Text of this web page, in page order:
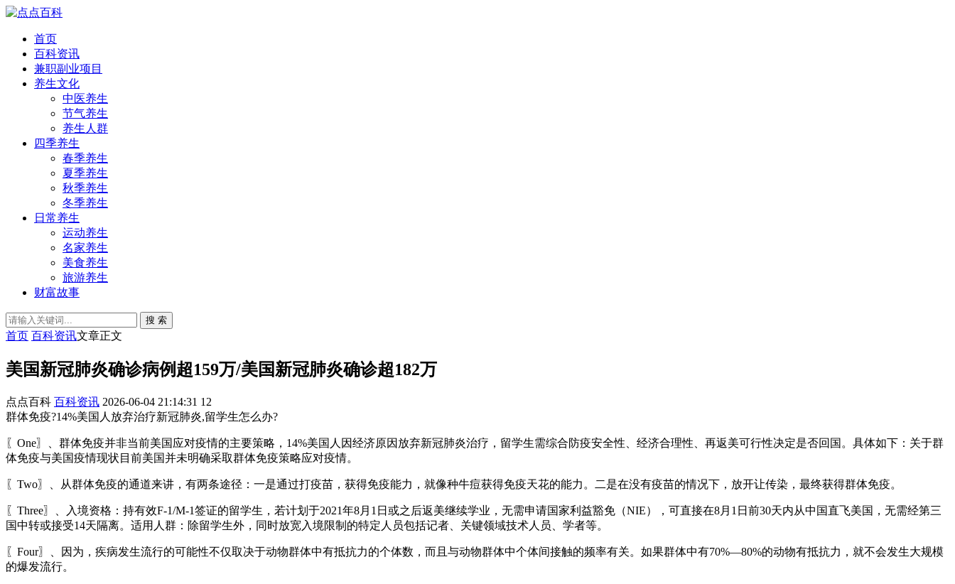
首页
百科资讯
兼职副业项目
养生文化
中医养生
节气养生
养生人群
四季养生
春季养生
夏季养生
秋季养生
冬季养生
日常养生
运动养生
名家养生
美食养生
旅游养生
财富故事
搜 索
首页 百科资讯文章正文
美国新冠肺炎确诊病例超159万/美国新冠肺炎确诊超182万
点点百科 百科资讯 2026-06-04 21:14:31 12
群体免疫?14%美国人放弃治疗新冠肺炎,留学生怎么办?
〖One〗、群体免疫并非当前美国应对疫情的主要策略，14%美国人因经济原因放弃新冠肺炎治疗，留学生需综合防疫安全性、经济合理性、再返美可行性决定是否回国。具体如下：关于群
体免疫与美国疫情现状目前美国并未明确采取群体免疫策略应对疫情。
〖Two〗、从群体免疫的通道来讲，有两条途径：一是通过打疫苗，获得免疫能力，就像种牛痘获得免疫天花的能力。二是在没有疫苗的情况下，放开让传染，最终获得群体免疫。
〖Three〗、入境资格：持有效F-1/M-1签证的留学生，若计划于2021年8月1日或之后返美继续学业，无需申请国家利益豁免（NIE），可直接在8月1日前30天内从中国直飞美国，无需经第三
国中转或接受14天隔离。适用人群：除留学生外，同时放宽入境限制的特定人员包括记者、关键领域技术人员、学者等。
〖Four〗、因为，疾病发生流行的可能性不仅取决于动物群体中有抵抗力的个体数，而且与动物群体中个体间接触的频率有关。如果群体中有70%—80%的动物有抵抗力，就不会发生大规模
的爆发流行。